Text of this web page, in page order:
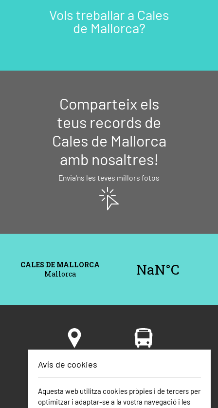
Vols treballar a Cales
de Mallorca?
Comparteix els
teus records de
Cales de Mallorca
amb nosaltres!
Envia'ns les teves millors fotos
voltants
Seguretat Telèfons
Avís de cookies
Aquesta web utilitza cookies pròpies i de tercers per
optimitzar i adaptar-se a la vostra navegació i les